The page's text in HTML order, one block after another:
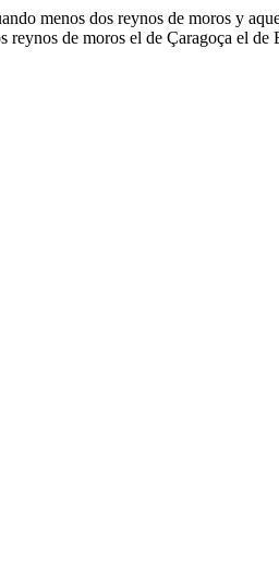
menos dos reynos de moros y
de moros el de Çaragoça el